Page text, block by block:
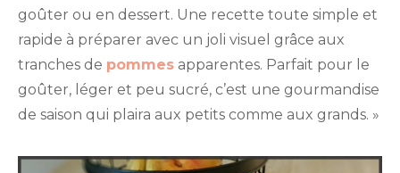
goûter ou en dessert. Une recette toute simple et
rapide à préparer avec un joli visuel grâce aux
tranches de pommes apparentes. Parfait pour le
goûter, léger et peu sucré, c’est une gourmandise
de saison qui plaira aux petits comme aux grands. »